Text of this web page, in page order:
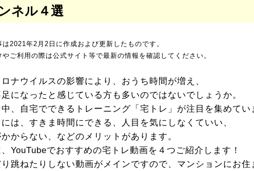
ネル４選
は2021年2月2日に作成および更新したものです。
やご利用の際は公式サイト等で最新の情報を確認してください。
ナウイルスの影響により、おうち時間が増え、
になったと感じている方も多いのではないでしょうか。
、自宅でできるトレーニング「宅トレ」が注目を集めてい
は、すきま時間にできる、人目を気にしなくていい、
からない、などのメリットがあります。
YouTubeでおすすめの宅トレ動画を４つご紹介します！
跳ねたりしない動画がメインですので、マンションにお住